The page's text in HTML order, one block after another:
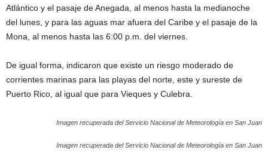
Atlántico y el pasaje de Anegada, al menos hasta la medianoche
del lunes, y para las aguas mar afuera del Caribe y el pasaje de la
Mona, al menos hasta las 6:00 p.m. del viernes.
De igual forma, indicaron que existe un riesgo moderado de
corrientes marinas para las playas del norte, este y sureste de
Puerto Rico, al igual que para Vieques y Culebra.
Imagen recuperada del Servicio Nacional de Meteorología en San Juan
Imagen recuperada del Servicio Nacional de Meteorología en San Juan